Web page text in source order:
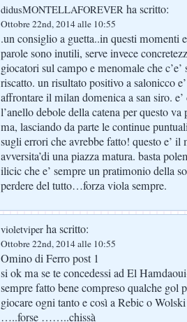
didusMONTELLAFOREVER ha scritto:
Ottobre 22nd, 2014 alle 10:55
.un consiglio a guetta..in questi momenti
parole sono inutili, serve invece
giocatori sul campo e menomale che
riscatto. un risultato positivo a salonicco
affrontare il milan domenica a san siro.
l’anello debole della catena per questo va
ma, lasciando da parte le continue
sugli errori che avrebbe fatto! questo e’ il
avversita’di una piazza matura. basta
ilicic che e’ sempre un pratimonio della
perdere del tutto…forza viola sempre.
violetviper ha scritto:
Ottobre 22nd, 2014 alle 10:55
Omino di Ferro post 1
si ok ma se te concedessi ad El
sempre fatto bene compreso qualche gol
giocare ogni tanto e così a Rebic o
…..forse ……..chissà